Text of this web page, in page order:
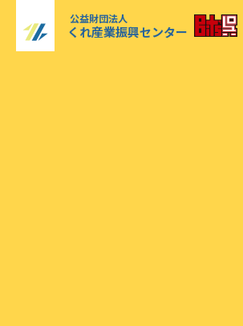
公益財団法人
くれ産業振興センター